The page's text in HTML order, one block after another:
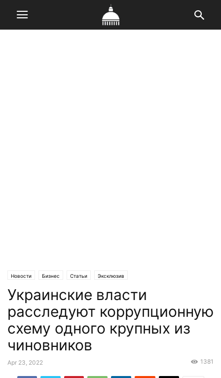
Новости Бизнес Статьи Эксклюзив
Украинские власти
расследуют коррупционную
схему одного крупных из
чиновников
Apr 23, 2022 1381